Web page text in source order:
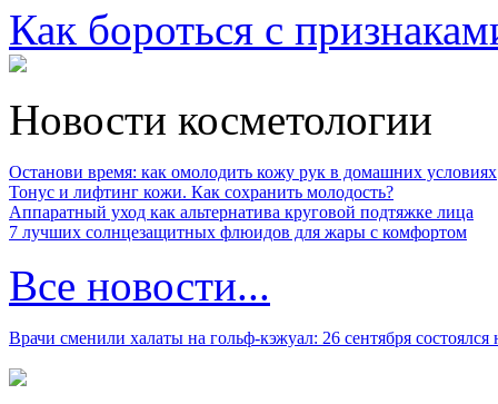
Как бороться с
Новости косметологии
Останови время: как омолодить кожу рук в домашних условиях
Тонус и лифтинг кожи. Как сохранить молодость?
Аппаратный уход как альтернатива круговой подтяжке лица
7 лучших солнцезащитных флюидов для жары с комфортом
Все новости...
Врачи сменили халаты на гольф-кэжуал: 26 сентября